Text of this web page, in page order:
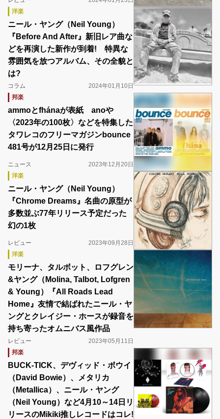
洋楽
ニール・ヤング（Neil Young）
『Before And After』新旧レア曲な
どを再演した新作が到着! 特異な
雰囲気を放つアルバム、その全貌と
は?
コラム
2024年01月10日
邦楽
ammoとfhánaが表紙 anoや
〈2023年の100枚〉などを特集した
タワレコのフリーマガジンbounce
481号が12月25日に発行
ニュース
2023年12月20日
洋楽
ニール・ヤング（Neil Young）
『Chrome Dreams』名曲の原型が
多数並ぶ77年リリース予定だった
幻の1枚
レビュー
2023年09月28日
洋楽
モリーナ、タルボット、ロフグレン
&ヤング（Molina, Talbot, Lofgren
& Young）『All Roads Lead
Home』友情で結ばれたニール・ヤ
ングとクレイジー・ホースが録音を
持ち寄ったオムニバス風作品
レビュー
2023年05月11日
邦楽
BUCK-TICK、デヴィッド・ボウイ
（David Bowie）、メタリカ
（Metallica）、ニール・ヤング
（Neil Young）など4月10～14日リ
リースのMikiki推しレコードはコレ!